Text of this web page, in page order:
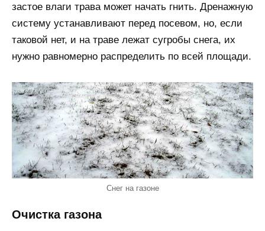
застое влаги трава может начать гнить. Дренажную
систему устанавливают перед посевом, но, если
таковой нет, и на траве лежат сугробы снега, их
нужно равномерно распределить по всей площади.
Снег на газоне
Очистка газона